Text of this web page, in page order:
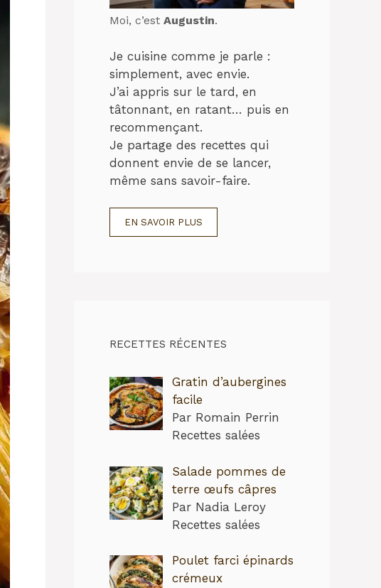
Moi, c’est Augustin.
Je cuisine comme je parle :
simplement, avec envie.
J’ai appris sur le tard, en
tâtonnant, en ratant… puis en
recommençant.
Je partage des recettes qui
donnent envie de se lancer,
même sans savoir-faire.
EN SAVOIR PLUS
RECETTES RÉCENTES
Gratin d’aubergines
facile
Par Romain Perrin
Recettes salées
Salade pommes de
terre œufs câpres
Par Nadia Leroy
Recettes salées
Poulet farci épinards
crémeux